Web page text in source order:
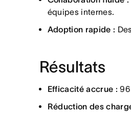
équipes internes.
Adoption rapide :
Résultats
Efficacité accrue : 96
Réduction des